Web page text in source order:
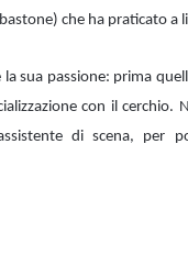
che ha praticato a
la sua passione: prima
con il cerchio.
di scena, per